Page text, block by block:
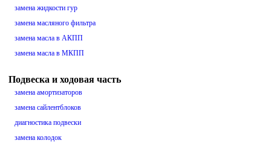
замена жидкости гур
замена масляного фильтра
замена масла в АКПП
замена масла в МКПП
Подвеска и ходовая часть
замена амортизаторов
замена сайлентблоков
диагностика подвески
замена колодок